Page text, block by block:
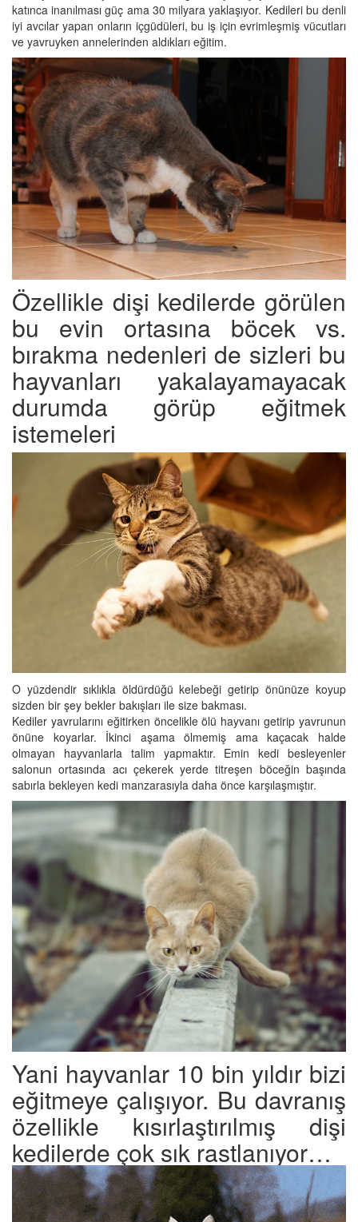
katınca inanılması güç ama 30 milyara yaklaşıyor. Kedileri bu denli
iyi avcılar yapan onların içgüdüleri, bu iş için evrimleşmiş vücutları
ve yavruyken annelerinden aldıkları eğitim.
Özellikle dişi kedilerde görülen
bu evin ortasına böcek vs.
bırakma nedenleri de sizleri bu
hayvanları yakalayamayacak
durumda görüp eğitmek
istemeleri
O yüzdendir sıklıkla öldürdüğü kelebeği getirip önünüze koyup
sizden bir şey bekler bakışları ile size bakması.
Kediler yavrularını eğitirken öncelikle ölü hayvanı getirip yavrunun
önüne koyarlar. İkinci aşama ölmemiş ama kaçacak halde
olmayan hayvanlarla talim yapmaktır. Emin kedi besleyenler
salonun ortasında acı çekerek yerde titreşen böceğin başında
sabırla bekleyen kedi manzarasıyla daha önce karşılaşmıştır.
Yani hayvanlar 10 bin yıldır bizi
eğitmeye çalışıyor. Bu davranış
özellikle kısırlaştırılmış dişi
kedilerde çok sık rastlanıyor…